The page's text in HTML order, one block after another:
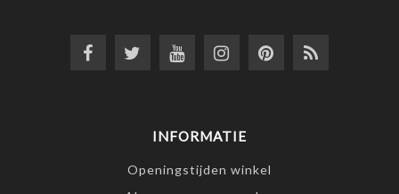
INFORMATIE
Openingstijden winkel